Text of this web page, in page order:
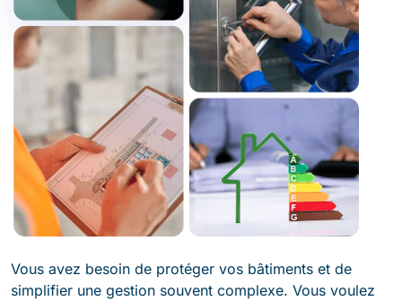
Vous avez besoin de protéger vos bâtiments et de
simplifier une gestion souvent complexe. Vous voulez